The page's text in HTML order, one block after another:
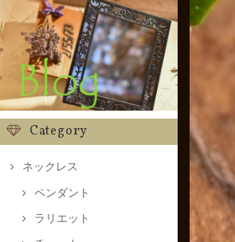
Category
ネックレス
ペンダント
ラリエット